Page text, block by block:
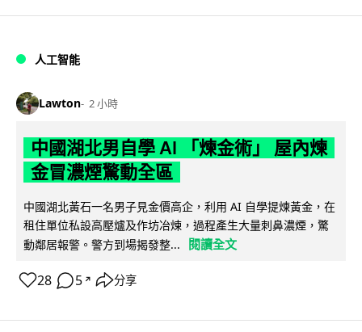
人工智能
Lawton 2 小時
中國湖北男自學 AI 「煉金術」 屋內煉
金冒濃煙驚動全區
中國湖北黃石一名男子見金價高企，利用 AI 自學提煉黃金，在
租住單位私設高壓爐及作坊冶煉，過程產生大量刺鼻濃煙，驚
動鄰居報警。警方到場揭發整...
閱讀全文
28 5 ↗ 分享